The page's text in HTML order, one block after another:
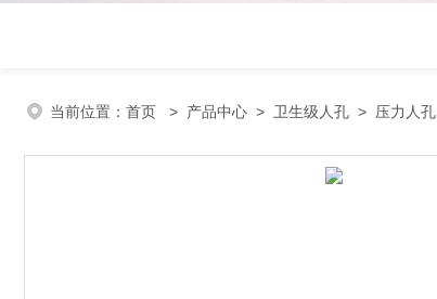
当前位置： 首页 > 产品中心 > 卫生级人孔 > 压力人孔